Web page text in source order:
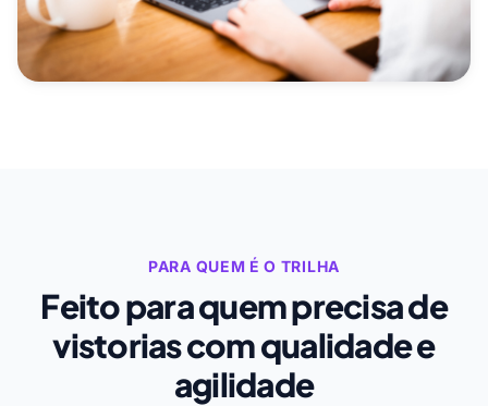
PARA QUEM É O TRILHA
Feito para quem precisa de
vistorias com qualidade e
agilidade